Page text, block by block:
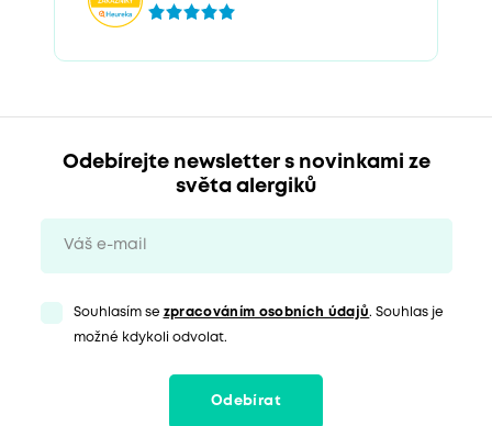
Odebírejte newsletter s novinkami ze
světa alergiků
Souhlasím se zpracováním osobních údajů. Souhlas je
možné kdykoli odvolat.
Odebírat